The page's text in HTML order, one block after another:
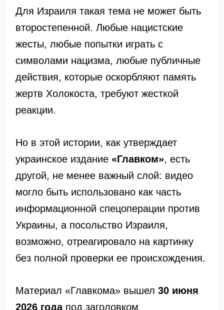
Для Израиля такая тема не может быть
второстепенной. Любые нацистские
жесты, любые попытки играть с
символами нацизма, любые публичные
действия, которые оскорбляют память
жертв Холокоста, требуют жесткой
реакции.
Но в этой истории, как утверждает
украинское издание «Главком», есть
другой, не менее важный слой: видео
могло быть использовано как часть
информационной спецоперации против
Украины, а посольство Израиля,
возможно, отреагировало на картинку
без полной проверки ее происхождения.
Материал «Главкома» вышел 30 июня
2026 годапод заголовком